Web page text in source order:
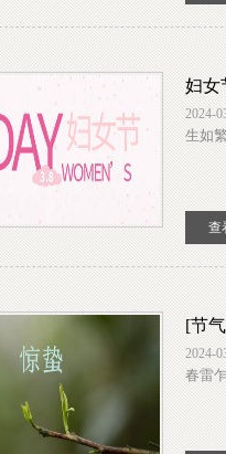
妇女
2024-
生如
查
[节
2024-
春雷